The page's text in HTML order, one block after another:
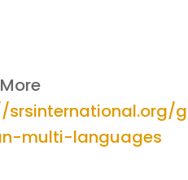
srsinternational.org/
multi-languages